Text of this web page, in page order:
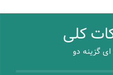
گزینه دو